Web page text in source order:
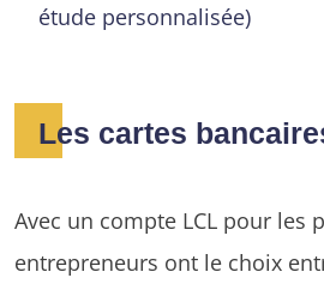
étude personnalisée)
Les cartes
Avec un compte LCL pour les
entrepreneurs ont le choix